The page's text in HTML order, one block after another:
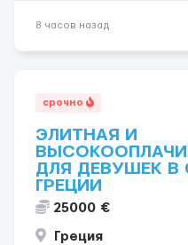
8 часов назад
срочно
ЭЛИТНАЯ И
ДЛЯ ДЕВУШЕК В
ГРЕЦИИ
25000 €
Греция